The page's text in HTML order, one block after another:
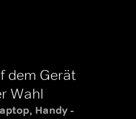
dem Gerät
Wahl
Handy -